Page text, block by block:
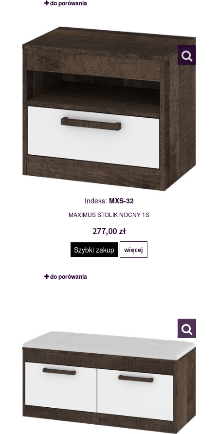
do porówania
117784
Indeks: MXS-32
MAXIMUS STOLIK NOCNY 1S
277,00 zł
Szybki zakup więcej
do porówania